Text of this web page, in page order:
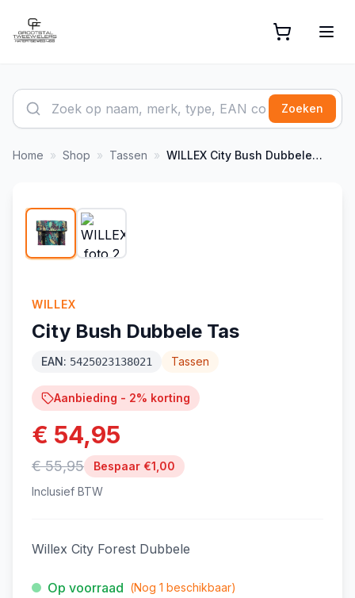
Zoeken
Home » Shop » Tassen » WILLEX City Bush Dubbele Tas
-2%
WILLEX
City Bush Dubbele Tas
EAN: 5425023138021 Tassen
Aanbieding - 2% korting
€ 54,95
€ 55,95 Bespaar €1,00
Inclusief BTW
Willex City Forest Dubbele
Op voorraad (Nog 1 beschikbaar)